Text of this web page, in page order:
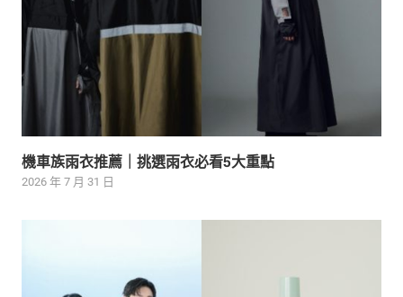
機車族雨衣推薦｜挑選雨衣必看5大重點
2026 年 7 月 31 日